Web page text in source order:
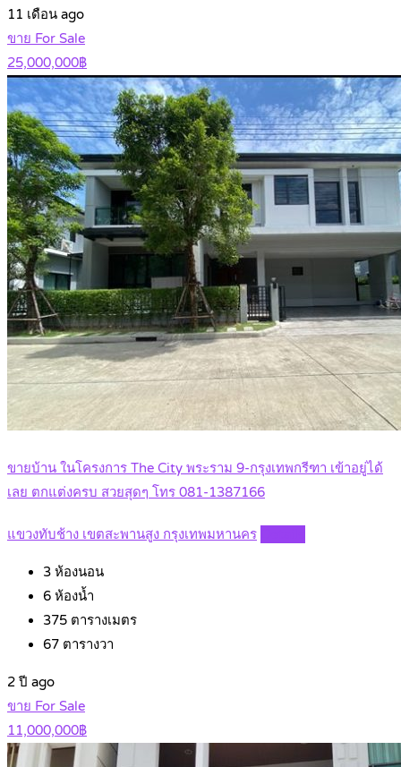
11 เดือน ago
ขาย For Sale
25,000,000฿
ขายบ้าน ในโครงการ The City พระราม 9-กรุงเทพกรีฑา เข้าอยู่ได้
เลย ตกแต่งครบ สวยสุดๆ โทร 081-1387166
แขวงทับช้าง เขตสะพานสูง กรุงเทพมหานคร
3 ห้องนอน
6 ห้องน้ำ
375 ตารางเมตร
67 ตารางวา
2 ปี ago
ขาย For Sale
11,000,000฿